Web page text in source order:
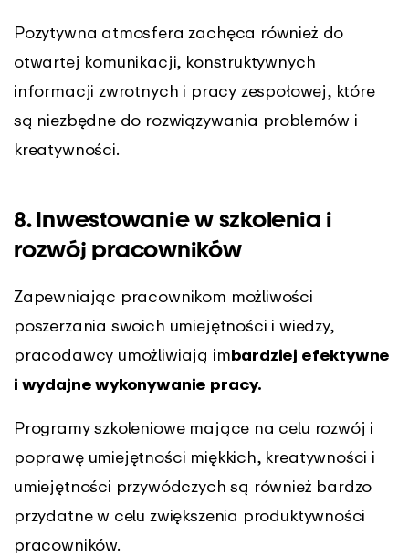
Pozytywna atmosfera zachęca również do
otwartej komunikacji, konstruktywnych
informacji zwrotnych i pracy zespołowej, które
są niezbędne do rozwiązywania problemów i
kreatywności.
8. Inwestowanie w szkolenia i
rozwój pracowników
Zapewniając pracownikom możliwości
poszerzania swoich umiejętności i wiedzy,
pracodawcy umożliwiają imbardziej efektywne
i wydajne wykonywanie pracy.
Programy szkoleniowe mające na celu rozwój i
poprawę umiejętności miękkich, kreatywności i
umiejętności przywódczych są również bardzo
przydatne w celu zwiększenia produktywności
pracowników.